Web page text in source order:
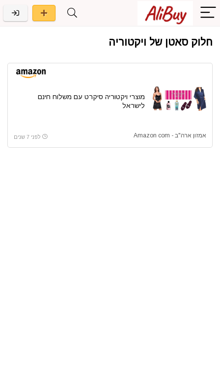
חלוק סאטן של ויקטוריה
מוצרי ויקטוריה סיקרט עם משלוח חינם
לישראל
אמזון ארה"ב - Amazon com לפני 7 שנים